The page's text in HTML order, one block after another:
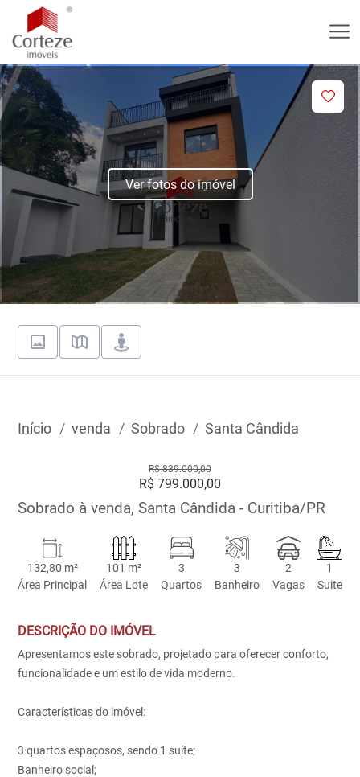
Ver fotos do imóvel
Início venda Sobrado Santa Cândida
R$ 839.000,00
R$ 799.000,00
Sobrado à venda, Santa Cândida - Curitiba/PR
132,80 m²
Área Principal
101 m²
Área Lote
3
Quartos
3
Banheiro
2
Vagas
1
Suite
DESCRIÇÃO DO IMÓVEL
Apresentamos este sobrado, projetado para oferecer conforto,
funcionalidade e um estilo de vida moderno.
Características do imóvel:
3 quartos espaçosos, sendo 1 suíte;
Banheiro social;